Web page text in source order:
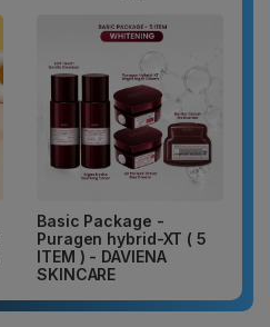
Basic Package -
Puragen hybrid-XT ( 5
ITEM ) - DAVIENA
SKINCARE